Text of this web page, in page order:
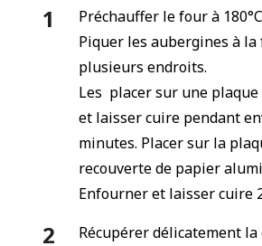
Préchauffer le four à
Piquer les aubergines à
plusieurs endroits.
Les placer sur une
et laisser cuire pendant
minutes. Placer sur la
recouverte de papier
Enfourner et laisser cuire
Récupérer délicatement la